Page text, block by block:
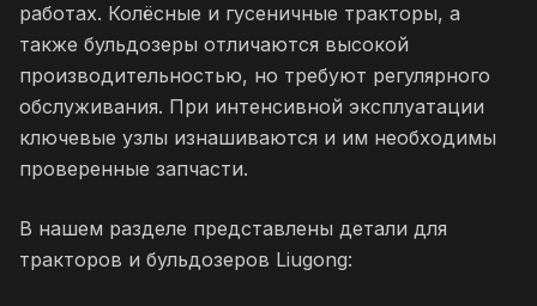
работах. Колёсные и гусеничные тракторы, а
также бульдозеры отличаются высокой
производительностью, но требуют регулярного
обслуживания. При интенсивной эксплуатации
ключевые узлы изнашиваются и им необходимы
проверенные запчасти.
В нашем разделе представлены детали для
тракторов и бульдозеров Liugong: